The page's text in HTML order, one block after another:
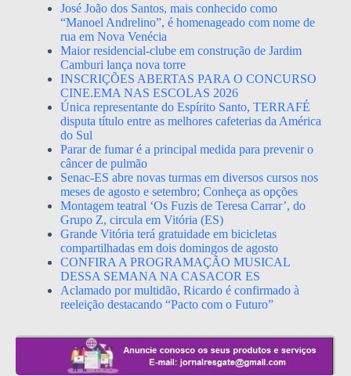
José João dos Santos, mais conhecido como
“Manoel Andrelino”, é homenageado com nome de
rua em Nova Venécia
Maior residencial-clube em construção de Jardim
Camburi lança nova torre
INSCRIÇÕES ABERTAS PARA O CONCURSO
CINE.EMA NAS ESCOLAS 2026
Única representante do Espírito Santo, TERRAFÉ
disputa título entre as melhores cafeterias da América
do Sul
Parar de fumar é a principal medida para prevenir o
câncer de pulmão
Senac-ES abre novas turmas em diversos cursos nos
meses de agosto e setembro; Conheça as opções
Montagem teatral ‘Os Fuzis de Teresa Carrar’, do
Grupo Z, circula em Vitória (ES)
Grande Vitória terá gratuidade em bicicletas
compartilhadas em dois domingos de agosto
CONFIRA A PROGRAMAÇÃO MUSICAL
DESSA SEMANA NA CASACOR ES
Aclamado por multidão, Ricardo é confirmado à
reeleição destacando “Pacto com o Futuro”